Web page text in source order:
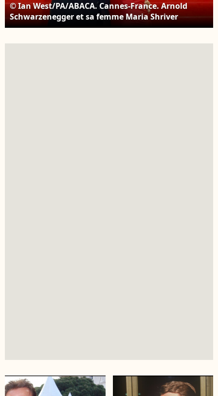
© Ian West/PA/ABACA. Cannes-France. Arnold
Schwarzenegger et sa femme Maria Shriver
arrivent à la première du film français 'Les Egares'